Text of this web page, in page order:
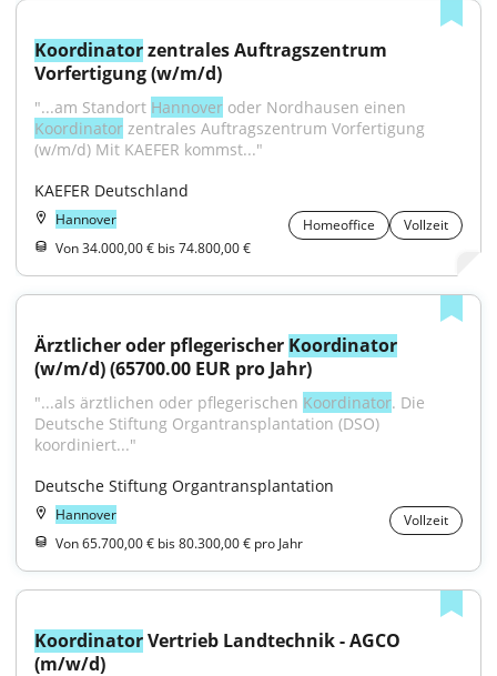
Koordinator zentrales Auftragszentrum
Vorfertigung (w/m/d)
"...am Standort Hannover
Koordinator zentrales Auftragszentrum Vorfertigung
(w/m/d) Mit KAEFER kommst..."
KAEFER Deutschland
Hannover Homeoffice
Vollzeit
Von 34.000,00 € bis 74.800,00 €
Ärztlicher oder pflegerischer Koordinator
(w/m/d) (65700.00 EUR pro Jahr)
"...als ärztlichen oder pflegerischen Koordinator. Die
Deutsche Stiftung Organtransplantation (DSO)
koordiniert..."
Deutsche Stiftung Organtransplantation
Hannover
Vollzeit
Von 65.700,00 € bis 80.300,00 € pro Jahr
Koordinator Vertrieb Landtechnik - AGCO
(m/w/d)